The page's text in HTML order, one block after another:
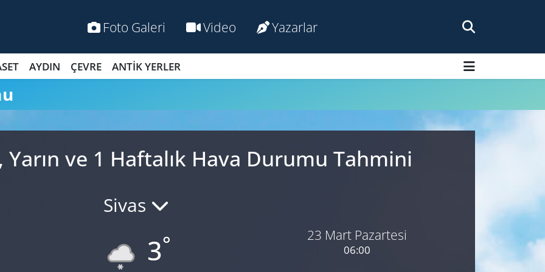
Foto Galeri Video Yazarlar
AYDIN ÇEVRE ANTİK YERLER
Yarın ve 1 Haftalık Hava Durumu Tahmini
Sivas
3° 23 Mart Pazartesi
06:00